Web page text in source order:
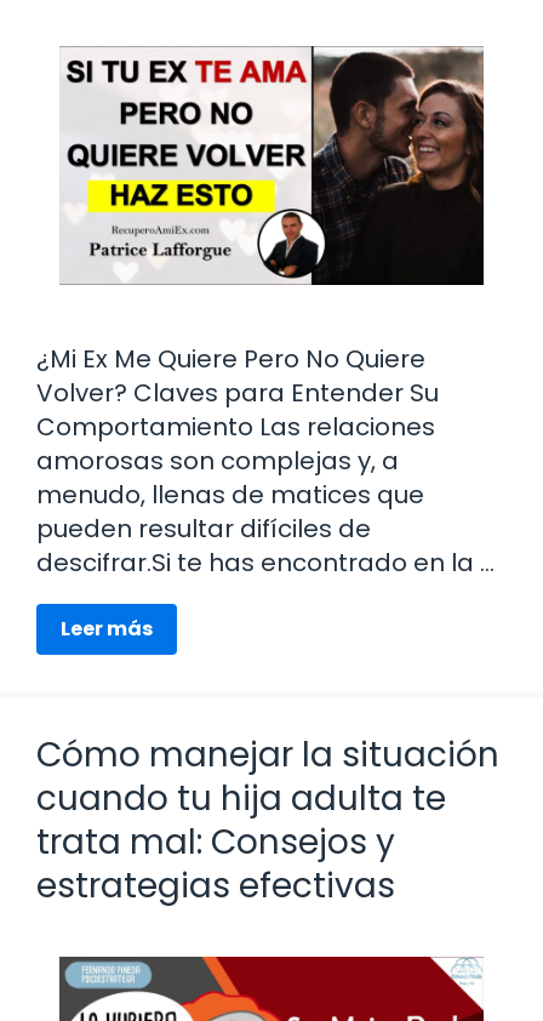
¿Mi Ex Me Quiere Pero No Quiere
Volver? Claves para Entender Su
Comportamiento Las relaciones
amorosas son complejas y, a
menudo, llenas de matices que
pueden resultar difíciles de
descifrar.Si te has encontrado en la …
Leer más
Cómo manejar la situación
cuando tu hija adulta te
trata mal: Consejos y
estrategias efectivas